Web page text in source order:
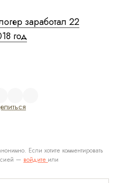
заработал 22
год
Если хотите комментировать
— войдите или